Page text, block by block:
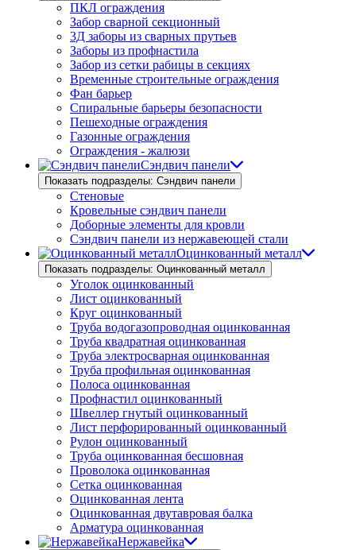
ПКЛ ограждения
Забор сварной секционный
3Д заборы из сварных прутьев
Заборы из профнастила
Забор из сетки рабицы в секциях
Временные строительные ограждения
Фан барьер
Спиральные барьеры безопасности
Пешеходные ограждения
Газонные ограждения
Ограждения - жалюзи
Сэндвич панели
Показать подразделы: Сэндвич панели
Стеновые
Кровельные сэндвич панели
Доборные элементы для кровли
Сэндвич панели из нержавеющей стали
Оцинкованный металл
Показать подразделы: Оцинкованный металл
Уголок оцинкованный
Лист оцинкованный
Круг оцинкованный
Труба водогазопроводная оцинкованная
Труба квадратная оцинкованная
Труба электросварная оцинкованная
Труба профильная оцинкованная
Полоса оцинкованная
Профнастил оцинкованный
Швеллер гнутый оцинкованный
Лист перфорированный оцинкованный
Рулон оцинкованный
Труба оцинкованная бесшовная
Проволока оцинкованная
Сетка оцинкованная
Оцинкованная лента
Оцинкованная двутавровая балка
Арматура оцинкованная
Нержавейка